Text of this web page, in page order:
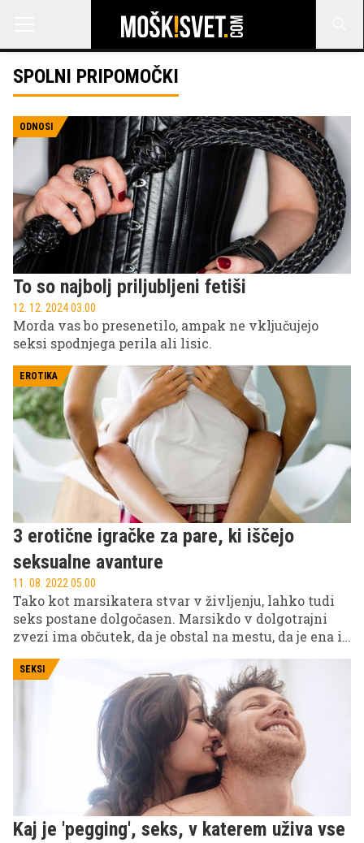
SPOLNI PRIPOMOČKI
ODNOSI
To so najbolj priljubljeni fetiši
12. 12. 2024 03.00
Morda vas bo presenetilo, ampak ne vključujejo
seksi spodnjega perila ali lisic.
EROTIKA
3 erotične igračke za pare, ki iščejo
seksualne avanture
11. 08. 2022 05.00
Tako kot marsikatera stvar v življenju, lahko tudi
seks postane dolgočasen. Marsikdo v dolgotrajni
zvezi ima občutek, da je obstal na mestu, da je ena in
isto stvar počel že stokrat. Zagotovo obstaja kaj več?
Drži. Želita obuditi strast? Seksualni naboj? Potem
imamo za vas odlično rešitev. Pravzaprav kar tri.
SEKSI
Kaj je 'pegging', seks, v katerem uživa vse